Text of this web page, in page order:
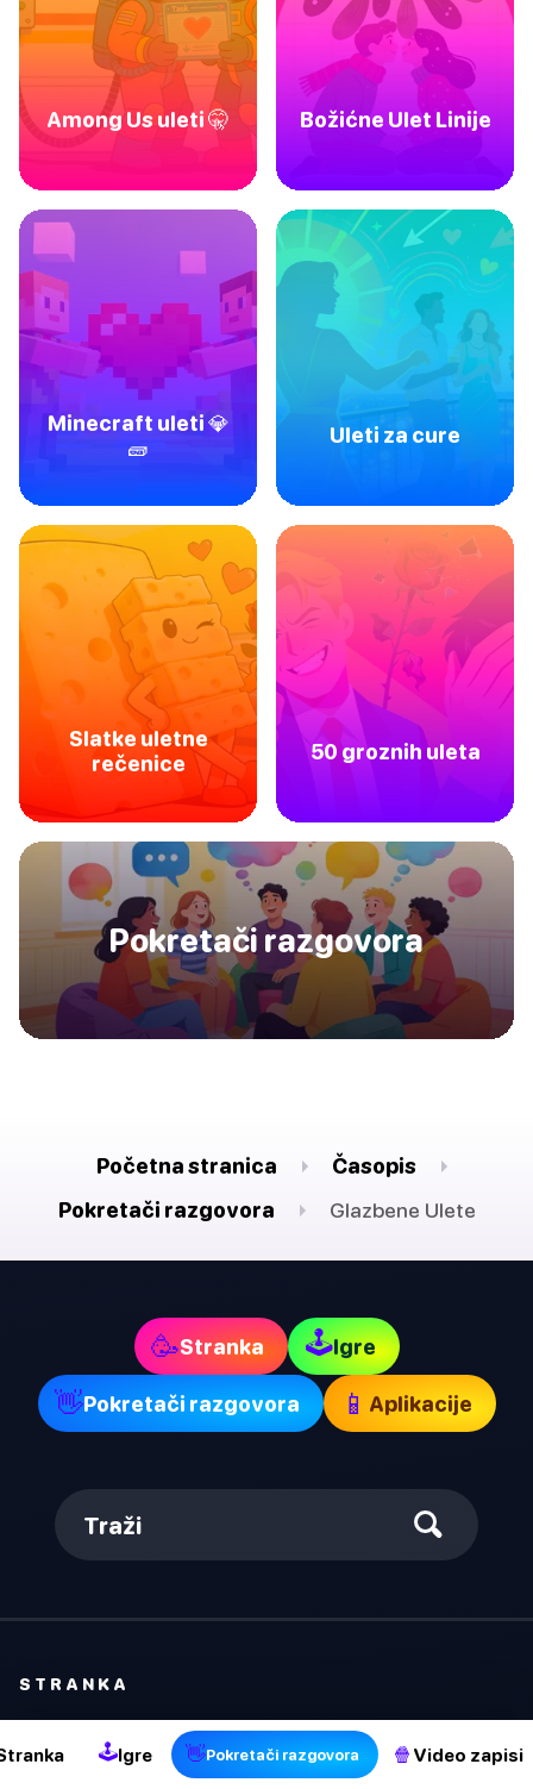
🕹Igre 👋Pokretači razgovora 🍿 Video zapisi
Among Us uleti 🤫 Božićne Ulet Linije
Minecraft uleti 💎
🧱
Uleti za cure
Slatke uletne
rečenice
50 groznih uleta
Pokretači razgovora
Početna stranica
Časopis
Pokretači razgovora
Glazbene Ulete
🥳Stranka 🕹Igre
👋Pokretači razgovora 📱 Aplikacije
Traži
STRANKA
Istina ili izazov